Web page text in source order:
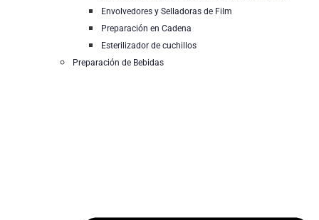
Envolvedores y Selladoras de Film
Preparación en Cadena
Esterilizador de cuchillos
Preparación de Bebidas